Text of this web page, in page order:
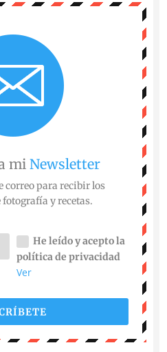
mi Newsletter
correo para recibir los
y recetas.
He leído y acepto la
política de privacidad
Ver